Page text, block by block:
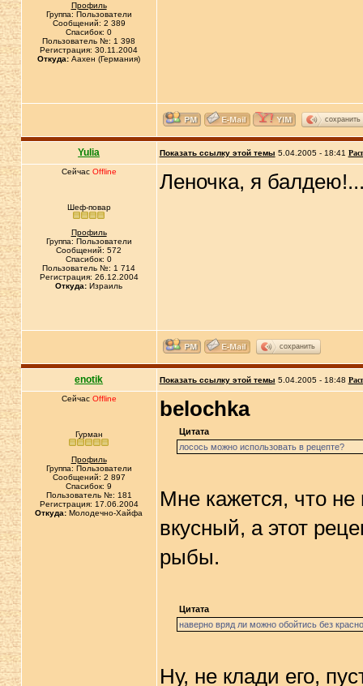
Профиль
Группа: Пользователи
Сообщений: 2 389
Спасибок: 0
Пользователь №: 1 398
Регистрация: 30.11.2004
Откуда: Аахен (Германия)
сохранить
Yulia Показать ссылку этой темы 5.04.2005 - 18:41
Сейчас Offline
Шеф-повар
Профиль
Группа: Пользователи
Сообщений: 572
Спасибок: 0
Пользователь №: 1 714
Регистрация: 26.12.2004
Откуда: Израиль
Леночка, я
сохранить
enotik Показать ссылку этой темы 5.04.2005 - 18:48
Сейчас Offline
Гурман
Профиль
Группа: Пользователи
Сообщений: 2 897
Спасибок: 9
Пользователь №: 181
Регистрация: 17.06.2004
Откуда: Молодечно-Хайфа
belochka
Цитата
лосось можно использовать в рецепте?
Мне кажется, что
вкусный, а этот
рыбы.
Цитата
наверно вряд ли можно обойтись без
Ну, не клади его,